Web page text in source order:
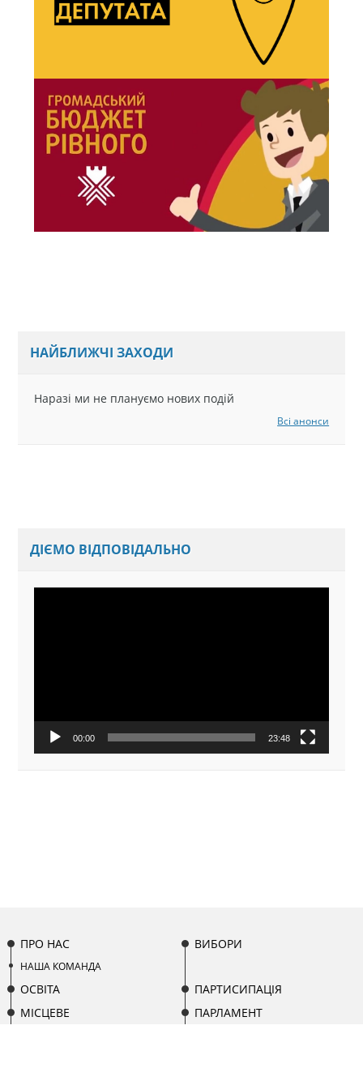
НАЙБЛИЖЧІ ЗАХОДИ
Наразі ми не плануємо нових подій
Всі анонси
ДІЄМО ВІДПОВІДАЛЬНО
00:00 23:48
ПРО НАС
НАША КОМАНДА
ВИБОРИ
ОСВІТА
ПАРТИСИПАЦІЯ
МІСЦЕВЕ
ПАРЛАМЕНТ